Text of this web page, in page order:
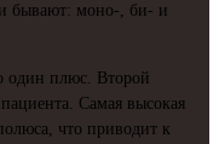
бывают: моно-, би- и
один плюс. Второй
Самая высокая
что приводит к